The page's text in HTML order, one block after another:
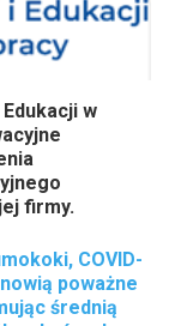
w
firmy.
COVID-
poważne
średnią